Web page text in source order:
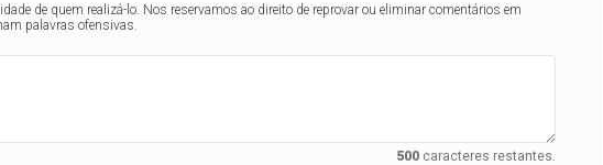
de quem realizá-lo. Nos reservamos ao direito de reprovar ou eliminar comentários em
palavras ofensivas.
500caracteres restantes.